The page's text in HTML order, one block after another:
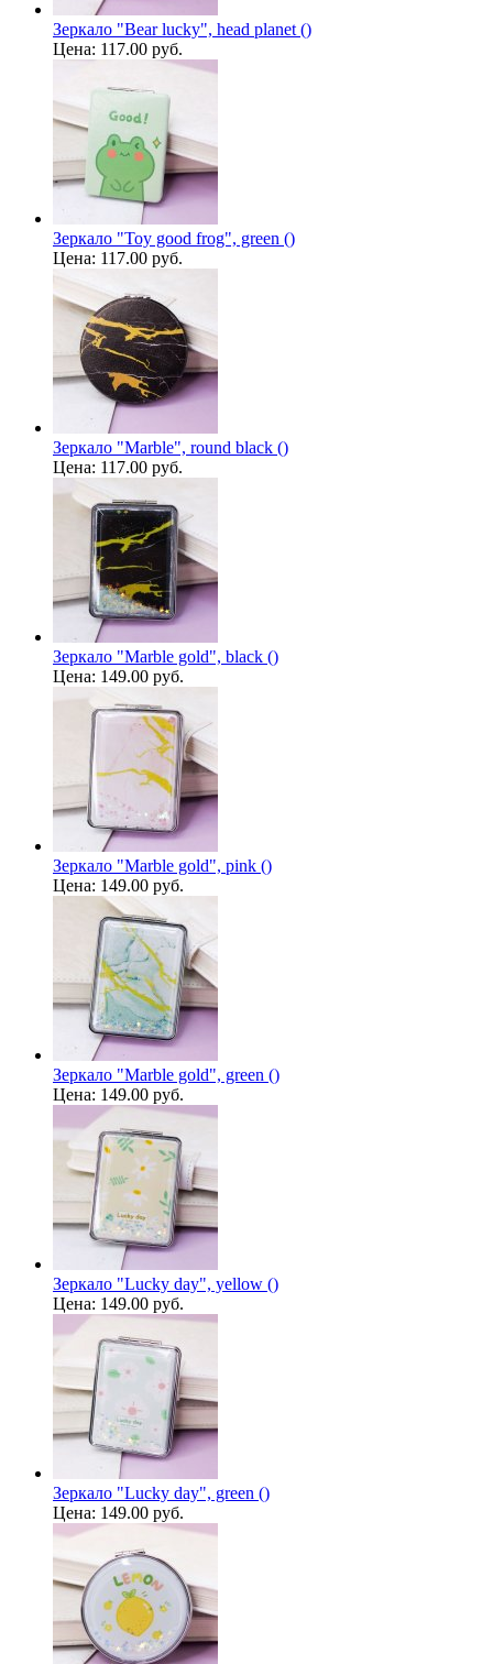
Зеркало "Bear lucky", head planet ()
Цена: 117.00 руб.
Зеркало "Toy good frog", green ()
Цена: 117.00 руб.
Зеркало "Marble", round black ()
Цена: 117.00 руб.
Зеркало "Marble gold", black ()
Цена: 149.00 руб.
Зеркало "Marble gold", pink ()
Цена: 149.00 руб.
Зеркало "Marble gold", green ()
Цена: 149.00 руб.
Зеркало "Lucky day", yellow ()
Цена: 149.00 руб.
Зеркало "Lucky day", green ()
Цена: 149.00 руб.